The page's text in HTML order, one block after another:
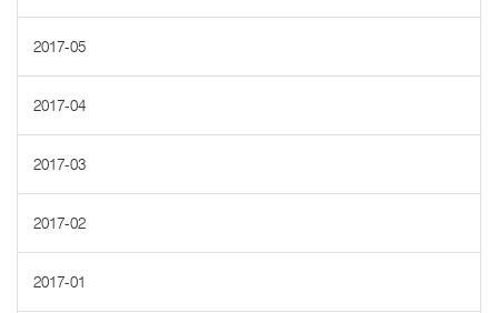
2017-05
2017-04
2017-03
2017-02
2017-01